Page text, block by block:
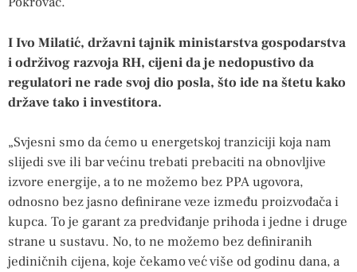
I Ivo Milatić, državni tajnik ministarstva gospodarstva
i održivog razvoja RH, cijeni da je nedopustivo da
regulatori ne rade svoj dio posla, što ide na štetu kako
države tako i investitora.
„Svjesni smo da ćemo u energetskoj tranziciji koja nam
slijedi sve ili bar većinu trebati prebaciti na obnovljive
izvore energije, a to ne možemo bez PPA ugovora,
odnosno bez jasno definirane veze između proizvođača i
kupca. To je garant za predviđanje prihoda i jedne i druge
strane u sustavu. No, to ne možemo bez definiranih
jediničnih cijena, koje čekamo već više od godinu dana, a